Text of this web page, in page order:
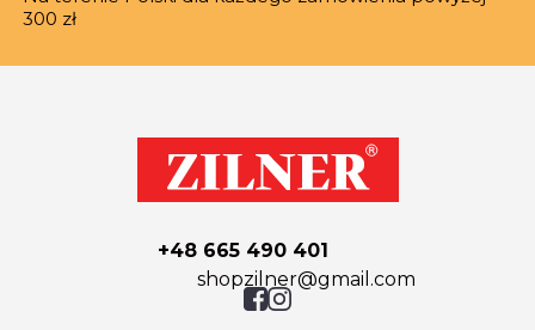
300 zł
+48 665 490 401
shopzilner@gmail.com